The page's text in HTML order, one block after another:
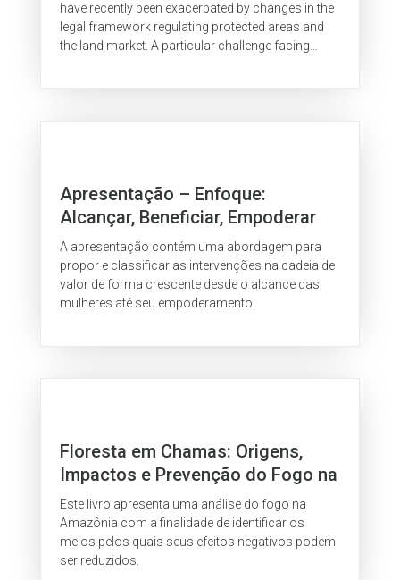
have recently been exacerbated by changes in the
legal framework regulating protected areas and
the land market. A particular challenge facing
Apresentação – Enfoque:
Alcançar, Beneficiar, Empoderar
A apresentação contém uma abordagem para
propor e classificar as intervenções na cadeia de
valor de forma crescente desde o alcance das
mulheres até seu empoderamento.
Floresta em Chamas: Origens,
Impactos e Prevenção do Fogo na
Amazônia
Este livro apresenta uma análise do fogo na
Amazônia com a finalidade de identificar os
meios pelos quais seus efeitos negativos podem
ser reduzidos.